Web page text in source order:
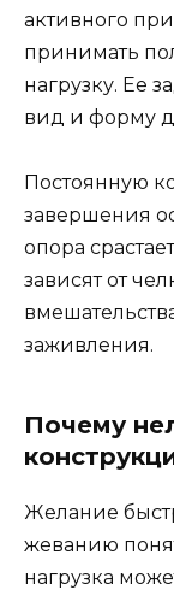
активного
принимать
нагрузку. Ее
вид и форму
Постоянную
завершения
опора
зависят от
заживления.
Почему
Желание
жеванию
нагрузка